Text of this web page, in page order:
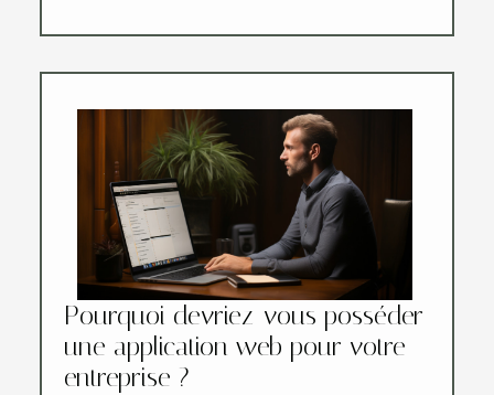
Pourquoi devriez-vous posséder
une application web pour votre
entreprise ?